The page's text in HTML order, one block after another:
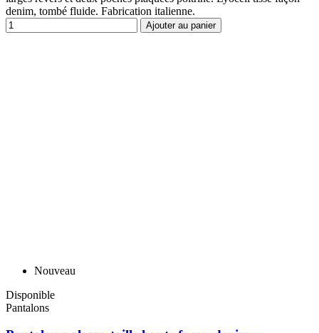
denim, tombé fluide. Fabrication italienne.
Ajouter au panier
Nouveau
Disponible
Pantalons